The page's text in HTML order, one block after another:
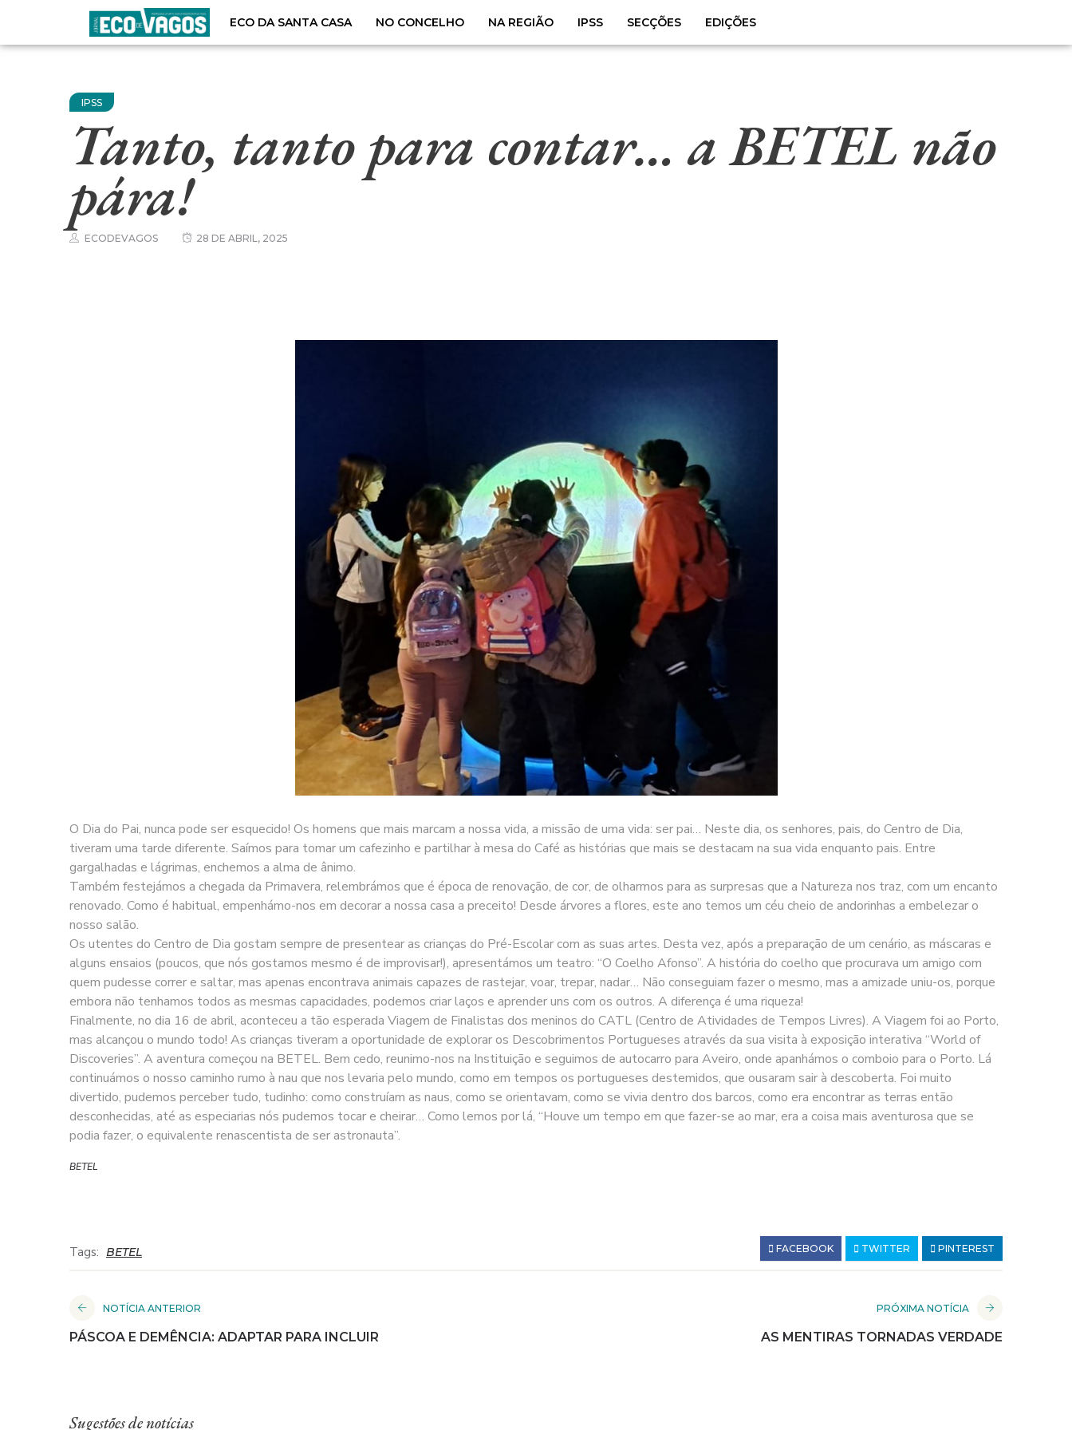
ECO DA SANTA CASA NO CONCELHO NA REGIÃO IPSS SECÇÕES EDIÇÕES
IPSS
Tanto, tanto para contar… a BETEL não
pára!
ECODEVAGOS 28 DE ABRIL, 2025
O Dia do Pai, nunca pode ser esquecido! Os homens que mais marcam a nossa vida, a missão de uma vida: ser pai… Neste dia, os senhores, pais, do Centro de Dia,
tiveram uma tarde diferente. Saímos para tomar um cafezinho e partilhar à mesa do Café as histórias que mais se destacam na sua vida enquanto pais. Entre
gargalhadas e lágrimas, enchemos a alma de ânimo.
Também festejámos a chegada da Primavera, relembrámos que é época de renovação, de cor, de olharmos para as surpresas que a Natureza nos traz, com um encanto
renovado. Como é habitual, empenhámo-nos em decorar a nossa casa a preceito! Desde árvores a flores, este ano temos um céu cheio de andorinhas a embelezar o
nosso salão.
Os utentes do Centro de Dia gostam sempre de presentear as crianças do Pré-Escolar com as suas artes. Desta vez, após a preparação de um cenário, as máscaras e
alguns ensaios (poucos, que nós gostamos mesmo é de improvisar!), apresentámos um teatro: “O Coelho Afonso”. A história do coelho que procurava um amigo com
quem pudesse correr e saltar, mas apenas encontrava animais capazes de rastejar, voar, trepar, nadar… Não conseguiam fazer o mesmo, mas a amizade uniu-os, porque
embora não tenhamos todos as mesmas capacidades, podemos criar laços e aprender uns com os outros. A diferença é uma riqueza!
Finalmente, no dia 16 de abril, aconteceu a tão esperada Viagem de Finalistas dos meninos do CATL (Centro de Atividades de Tempos Livres). A Viagem foi ao Porto,
mas alcançou o mundo todo! As crianças tiveram a oportunidade de explorar os Descobrimentos Portugueses através da sua visita à exposição interativa “World of
Discoveries”. A aventura começou na BETEL. Bem cedo, reunimo-nos na Instituição e seguimos de autocarro para Aveiro, onde apanhámos o comboio para o Porto. Lá
continuámos o nosso caminho rumo à nau que nos levaria pelo mundo, como em tempos os portugueses destemidos, que ousaram sair à descoberta. Foi muito
divertido, pudemos perceber tudo, tudinho: como construíam as naus, como se orientavam, como se vivia dentro dos barcos, como era encontrar as terras então
desconhecidas, até as especiarias nós pudemos tocar e cheirar… Como lemos por lá, “Houve um tempo em que fazer-se ao mar, era a coisa mais aventurosa que se
podia fazer, o equivalente renascentista de ser astronauta”.
BETEL
Tags: BETEL FACEBOOK TWITTER PINTEREST
NOTÍCIA ANTERIOR
PÁSCOA E DEMÊNCIA: ADAPTAR PARA INCLUIR
PRÓXIMA NOTÍCIA
AS MENTIRAS TORNADAS VERDADE
Sugestões de notícias